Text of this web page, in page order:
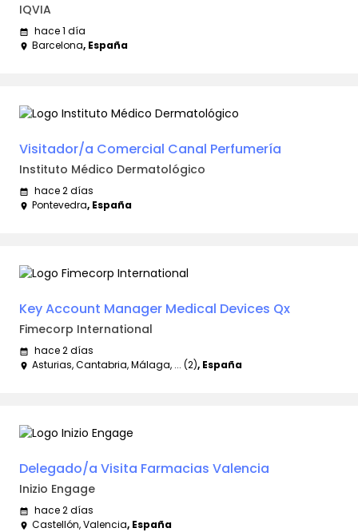
IQVIA
calendar_month hace 1 día
place Barcelona, España
Visitador/a Comercial Canal Perfumería
Instituto Médico Dermatológico
calendar_month hace 2 días
place Pontevedra, España
Key Account Manager Medical Devices Qx
Fimecorp International
calendar_month hace 2 días
place Asturias, Cantabria, Málaga, ... (2), España
Delegado/a Visita Farmacias Valencia
Inizio Engage
calendar_month hace 2 días
place Castellón, Valencia, España